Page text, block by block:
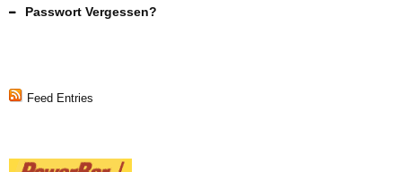
Passwort Vergessen?
Feed Entries